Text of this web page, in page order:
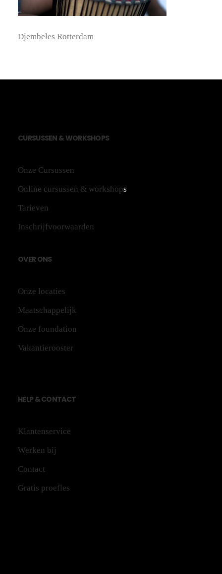
Djembeles Rotterdam
CURSUSSEN &WORKSHOPS
Onze Cursussen
Online cursussen & workshops
Tarieven
Inschrijfvoorwaarden
OVER ONS
Onze locaties
Maatschappelijk
Onze foundation
Vakantierooster
HELP &CONTACT
Klantenservice
Werken bij
Contact
Gratis proefles